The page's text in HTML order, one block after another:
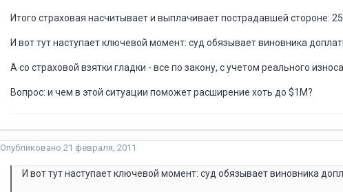
Итого страховая насчитывает и выплачивает пострадавшей стороне:
И вот тут наступает ключевой момент: суд обязывает виновника
А со страховой взятки гладки - все по закону, с учетом реального
Вопрос: и чем в этой ситуации поможет расширение хоть до $1М?
Опубликовано 21 февраля, 2011
И вот тут наступает ключевой момент: суд обязывает виновника